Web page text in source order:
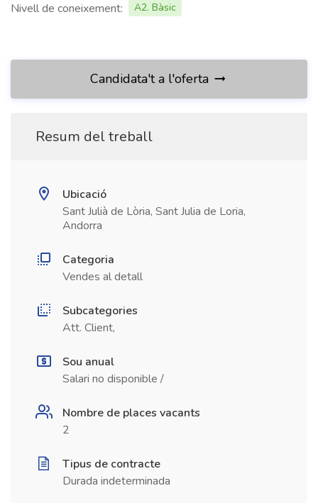
Nivell de coneixement:
A2. Bàsic
Candidata't a l'oferta
Resum del treball
Ubicació
Sant Julià de Lòria, Sant Julia de Loria,
Andorra
Categoria
Vendes al detall
Subcategories
Att. Client,
Sou anual
Salari no disponible /
Nombre de places vacants
2
Tipus de contracte
Durada indeterminada